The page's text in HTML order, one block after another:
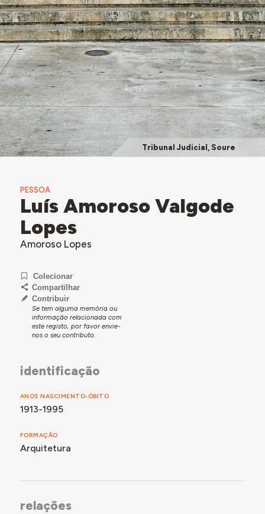
Tribunal Judicial, Soure
PESSOA
Luís Amoroso Valgode
Lopes
Amoroso Lopes
Colecionar
Compartilhar
Contribuir
Se tem alguma memória ou
informação relacionada com
este registo, por favor envie-
nos o seu contributo.
identificação
ANOS NASCIMENTO-ÓBITO
1913-1995
FORMAÇÃO
Arquitetura
relações